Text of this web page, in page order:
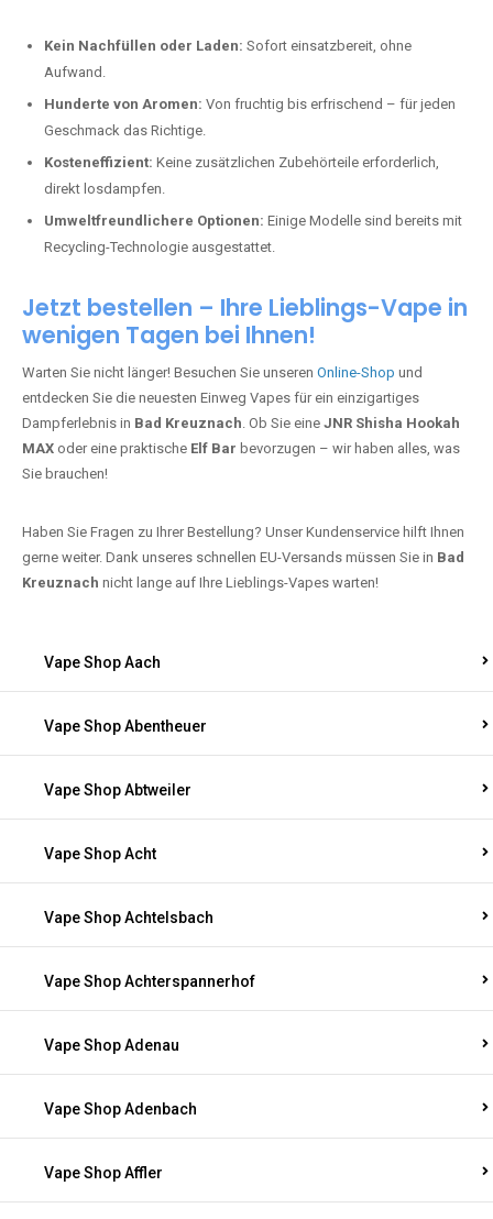
Kein Nachfüllen oder Laden: Sofort einsatzbereit, ohne
Aufwand.
Hunderte von Aromen: Von fruchtig bis erfrischend – für jeden
Geschmack das Richtige.
Kosteneffizient: Keine zusätzlichen Zubehörteile erforderlich,
direkt losdampfen.
Umweltfreundlichere Optionen: Einige Modelle sind bereits mit
Recycling-Technologie ausgestattet.
Jetzt bestellen – Ihre Lieblings-Vape in
wenigen Tagen bei Ihnen!
Warten Sie nicht länger! Besuchen Sie unseren Online-Shop und
entdecken Sie die neuesten Einweg Vapes für ein einzigartiges
Dampferlebnis in Bad Kreuznach. Ob Sie eine JNR Shisha Hookah
MAX oder eine praktische Elf Bar bevorzugen – wir haben alles, was
Sie brauchen!
Haben Sie Fragen zu Ihrer Bestellung? Unser Kundenservice hilft Ihnen
gerne weiter. Dank unseres schnellen EU-Versands müssen Sie in Bad
Kreuznach nicht lange auf Ihre Lieblings-Vapes warten!
Vape Shop Aach
Vape Shop Abentheuer
Vape Shop Abtweiler
Vape Shop Acht
Vape Shop Achtelsbach
Vape Shop Achterspannerhof
Vape Shop Adenau
Vape Shop Adenbach
Vape Shop Affler